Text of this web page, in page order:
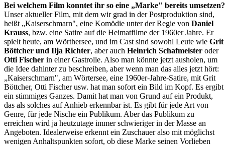
Bei welchem Film konntet ihr so eine „Marke" bereits umsetzen?
Unser aktueller Film, mit dem wir grad in der Postproduktion sind,
heißt „Kaiserschmarn", eine Komödie unter der Regie von Daniel
Krauss, bzw. eine Satire auf die Heimatfilme der 1960er Jahre. Er
spielt heute, am Wörthersee, und im Cast sind sowohl Leute wie Grit
Böttcher und Ilja Richter, aber auch Heinrich Schafmeister oder
Otti Fischer in einer Gastrolle. Also man könnte jetzt ausholen, um
die Idee dahinter zu beschreiben, aber wenn man das alles jetzt hört:
„Kaiserschmarn", am Wörtersee, eine 1960er-Jahre-Satire, mit Grit
Böttcher, Otti Fischer usw. hat man sofort ein Bild im Kopf. Es ergibt
ein stimmiges Ganzes. Damit hat man von Grund auf ein Produkt,
das als solches auf Anhieb erkennbar ist. Es gibt für jede Art von
Genre, für jede Nische ein Publikum. Aber das Publikum zu
erreichen wird ja heutzutage immer schwieriger in der Masse an
Angeboten. Idealerweise erkennt ein Zuschauer also mit möglichst
wenigen Anhaltspunkten sofort, ob diese Marke seinen Vorlieben